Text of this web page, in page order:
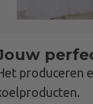
produceren